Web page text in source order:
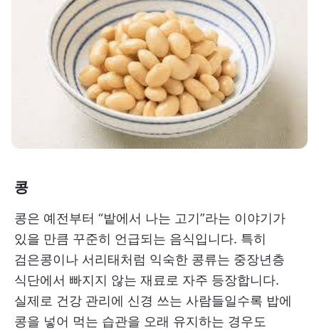
콩
콩은 예전부터 “밭에서 나는 고기”라는 이야기가
있을 만큼 꾸준히 언급되는 음식입니다. 특히
검은콩이나 서리태처럼 익숙한 콩류는 중장년층
식단에서 빠지지 않는 재료로 자주 등장합니다.
실제로 건강 관리에 신경 쓰는 사람들일수록 밥에
콩을 넣어 먹는 습관을 오래 유지하는 경우도